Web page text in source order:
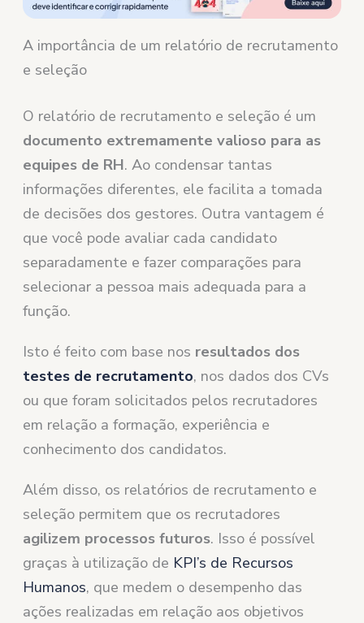
A importância de um relatório de recrutamento
e seleção
O relatório de recrutamento e seleção é um
documento extremamente valioso para as
equipes de RH. Ao condensar tantas
informações diferentes, ele facilita a tomada
de decisões dos gestores. Outra vantagem é
que você pode avaliar cada candidato
separadamente e fazer comparações para
selecionar a pessoa mais adequada para a
função.
Isto é feito com base nos resultados dos
testes de recrutamento, nos dados dos CVs
ou que foram solicitados pelos recrutadores
em relação a formação, experiência e
conhecimento dos candidatos.
Além disso, os relatórios de recrutamento e
seleção permitem que os recrutadores
agilizem processos futuros. Isso é possível
graças à utilização de KPI’s de Recursos
Humanos, que medem o desempenho das
ações realizadas em relação aos objetivos